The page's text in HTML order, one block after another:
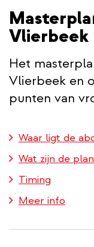
Vlierbeek
Het
Vlierbeek en
punten van
Waar ligt de
Wat zijn de
Timing
Meer info